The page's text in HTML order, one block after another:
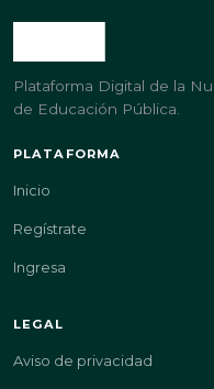
Plataforma Digital de la
de Educación Pública.
PLATAFORMA
Inicio
Regístrate
Ingresa
LEGAL
Aviso de privacidad